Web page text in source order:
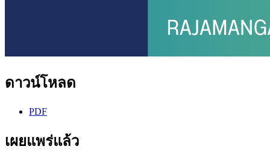
ดาวน์โหลด
PDF
เผยแพร่แล้ว